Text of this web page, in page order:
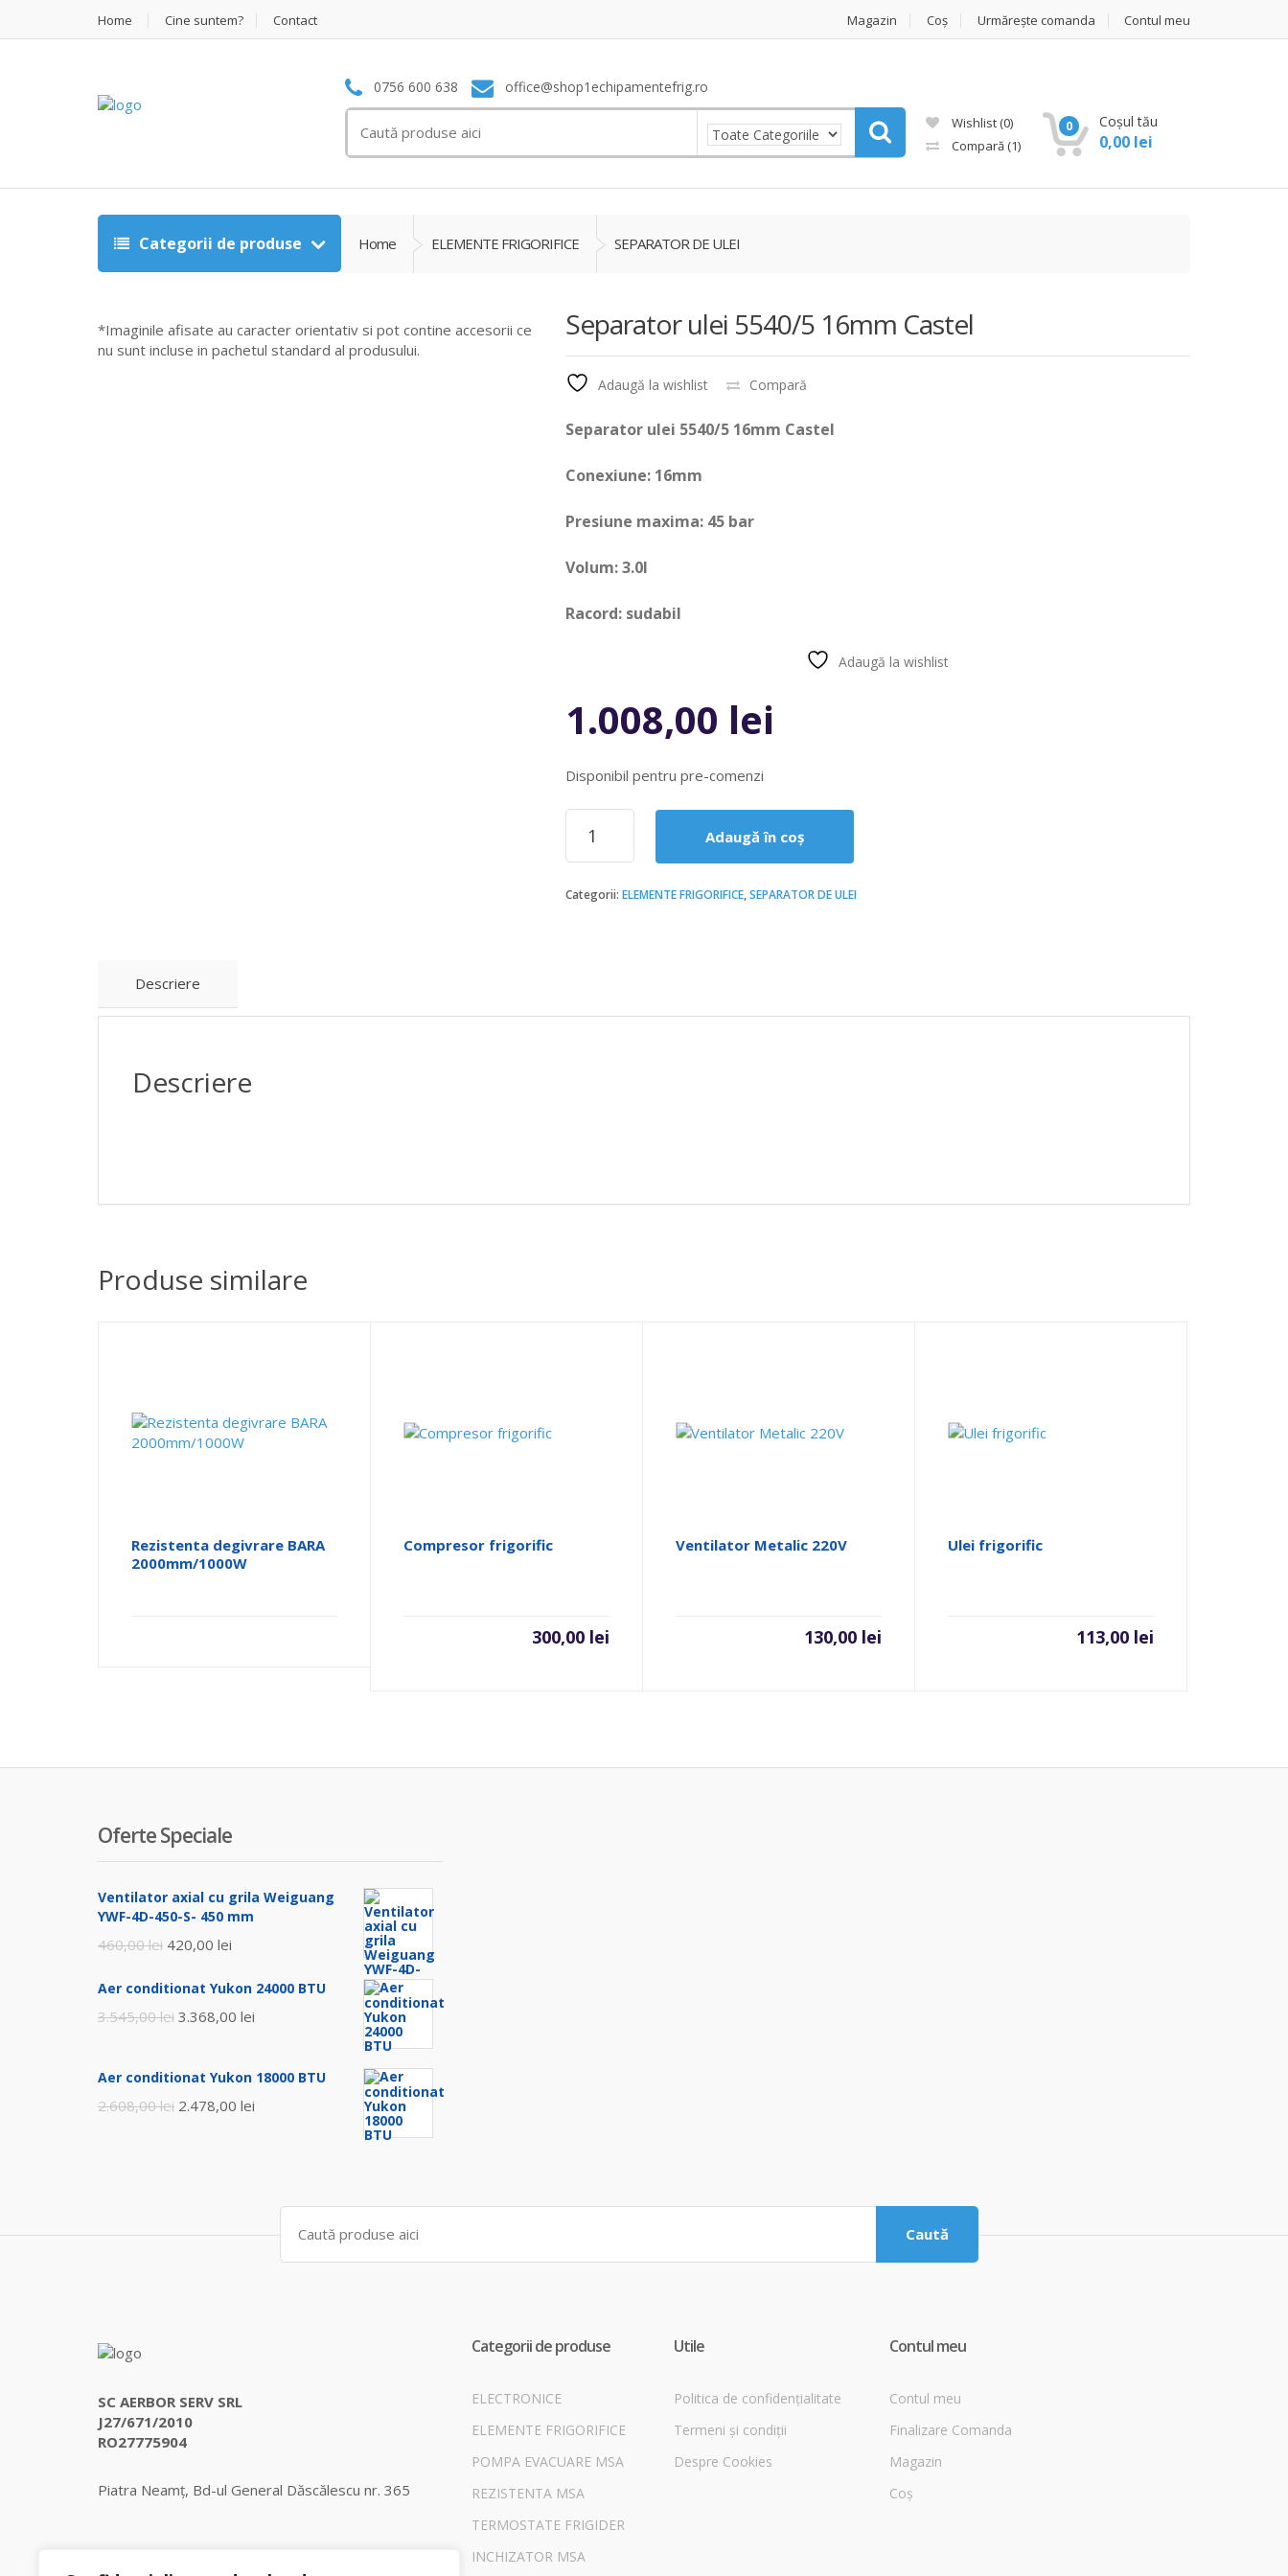
Home Cine suntem? Contact Magazin Coș Urmărește comanda Contul meu
0756 600 638 office@shop1echipamentefrig.ro
for:
Wishlist (0)
Compară (1)
0 Coșul tău
0,00 lei
Categorii de produse Home ELEMENTE FRIGORIFICE SEPARATOR DE ULEI
*Imaginile afisate au caracter orientativ si pot contine accesorii ce
nu sunt incluse in pachetul standard al produsului.
Separator ulei 5540/5 16mm Castel
Adaugă la wishlist Compară
Separator ulei 5540/5 16mm Castel
Conexiune: 16mm
Presiune maxima: 45 bar
Volum: 3.0l
Racord: sudabil
Adaugă la wishlist
1.008,00 lei
Disponibil pentru pre-comenzi
Cantitate
Separator
ulei
16mm
Adaugă în coș
Categorii: ELEMENTE FRIGORIFICE,SEPARATOR DE ULEI
Descriere
Descriere
Produse similare
Rezistenta degivrare BARA
2000mm/1000W
Compresor frigorific
300,00 lei
Ventilator Metalic 220V
130,00 lei
Ulei frigorific
113,00 lei
Oferte Speciale
Ventilator axial cu grila Weiguang
YWF-4D-450-S- 450 mm
460,00lei Prețul
a
fost:
420,00 lei
este:
420,00 lei.
Aer conditionat Yukon 24000 BTU
3.545,00lei Prețul
3.368,00 lei
este:
Aer conditionat Yukon 18000 BTU
2.608,00lei Prețul
2.478,00 lei
Search
for:
Caută
SC AERBOR SERV SRL
J27/671/2010
RO27775904
Piatra Neamț, Bd-ul General Dăscălescu nr. 365
Categorii de produse
ELECTRONICE
ELEMENTE FRIGORIFICE
POMPA EVACUARE MSA
REZISTENTA MSA
TERMOSTATE FRIGIDER
INCHIZATOR MSA
Utile
Politica de confidențialitate
Termeni și condiții
Despre Cookies
Contul meu
Contul meu
Finalizare Comanda
Magazin
Coș